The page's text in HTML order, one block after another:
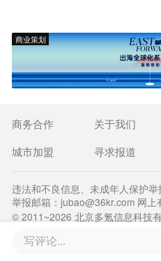
商业策划
写评论...
商务合作 关于我们
城市加盟
寻求报道
违法和不良信息、未成年人保护
举报邮箱：jubao@36kr.com 网上
© 2011~2026 北京多氪信息科技
| 京公网安备